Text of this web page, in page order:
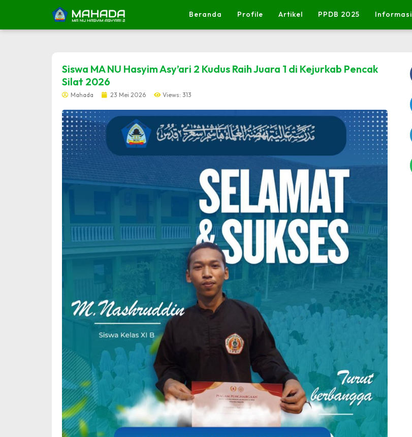
Beranda Profile Artikel PPDB 2025 Informasi
Siswa MA NU Hasyim Asy’ari 2 Kudus Raih Juara 1 di Kejurkab Pencak
Silat 2026
Mahada 23 Mei 2026 Views: 313